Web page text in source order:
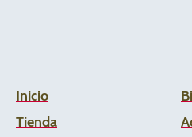
Inicio
Tienda